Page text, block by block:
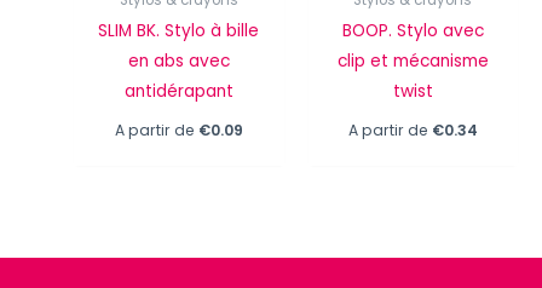
SLIM BK. Stylo à bille
en abs avec
antidérapant
A partir de €0.09
BOOP. Stylo avec
clip et mécanisme
twist
A partir de €0.34